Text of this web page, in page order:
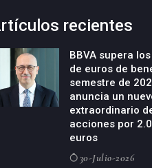
recientes
BBVA supera
de euros de
semestre de
anuncia un
extraordinario
acciones por
euros
30-Julio-2026